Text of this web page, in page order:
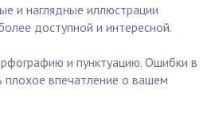
и наглядные иллюстрации
доступной и интересной.
и пунктуацию. Ошибки в
плохое впечатление о вашем